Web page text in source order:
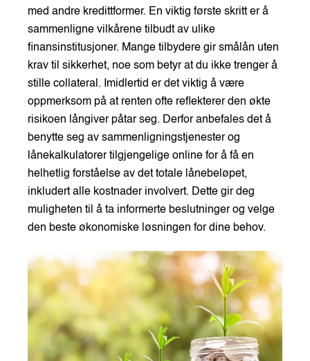
med andre kredittformer. En viktig første skritt er å
sammenligne vilkårene tilbudt av ulike
finansinstitusjoner. Mange tilbydere gir smålån uten
krav til sikkerhet, noe som betyr at du ikke trenger å
stille collateral. Imidlertid er det viktig å være
oppmerksom på at renten ofte reflekterer den økte
risikoen långiver påtar seg. Derfor anbefales det å
benytte seg av sammenligningstjenester og
lånekalkulatorer tilgjengelige online for å få en
helhetlig forståelse av det totale lånebeløpet,
inkludert alle kostnader involvert. Dette gir deg
muligheten til å ta informerte beslutninger og velge
den beste økonomiske løsningen for dine behov.